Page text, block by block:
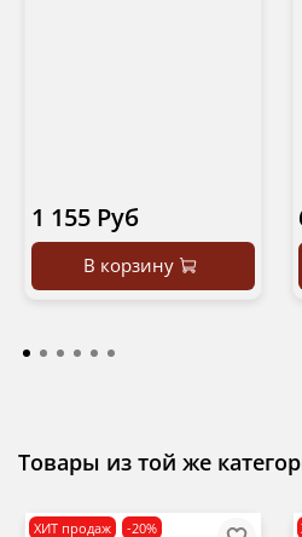
1 155 Руб
В корзину
Товары из той же
ХИТ продаж -20%